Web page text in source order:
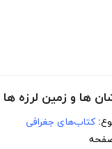
ها و زمین لرزه ها
کتاب‌های جغرافی